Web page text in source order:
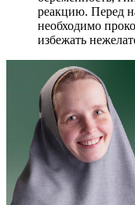
реакцию. Перед
необходимо
избежать